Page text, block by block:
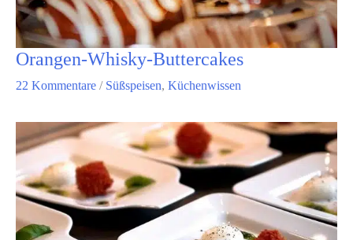
Orangen-Whisky-Buttercakes
22 Kommentare / Süßspeisen, Küchenwissen